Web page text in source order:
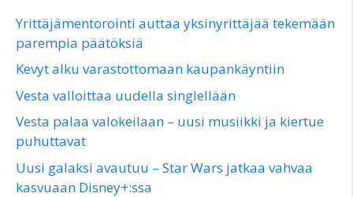
Yrittäjämentorointi auttaa yksinyrittäjää tekemään
parempia päätöksiä
Kevyt alku varastottomaan kaupankäyntiin
Vesta valloittaa uudella singlellään
Vesta palaa valokeilaan – uusi musiikki ja kiertue
puhuttavat
Uusi galaksi avautuu – Star Wars jatkaa vahvaa
kasvuaan Disney+:ssa